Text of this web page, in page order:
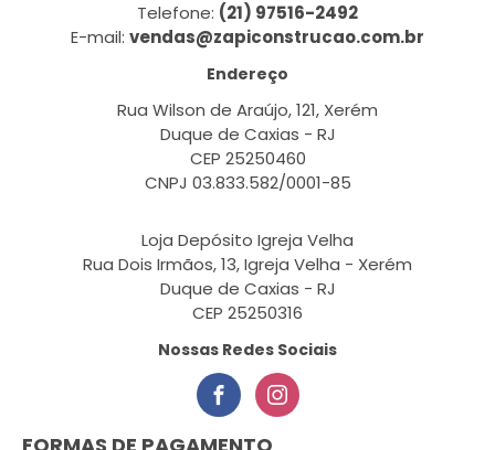
Telefone: (21) 97516-2492
E-mail: vendas@zapiconstrucao.com.br
Endereço
Rua Wilson de Araújo, 121, Xerém
Duque de Caxias - RJ
CEP 25250460
CNPJ 03.833.582/0001-85
Loja Depósito Igreja Velha
Rua Dois Irmãos, 13, Igreja Velha - Xerém
Duque de Caxias - RJ
CEP 25250316
Nossas Redes Sociais